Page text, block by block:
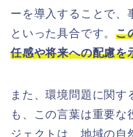
ーを導入することで、
といった具合です。こ
任感や将来への配慮を
また、環境問題に関す
も、この言葉は重要な
ジェクトは、地域の自